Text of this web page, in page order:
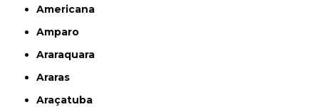
Americana
Amparo
Araraquara
Araras
Araçatuba